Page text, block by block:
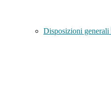
Disposizioni generali